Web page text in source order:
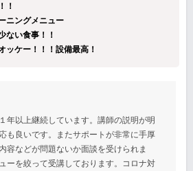
！
ニングメニュー
ない食事！！
ッケー！！！設備最高！
年以上継続しています。講師の説明が明
も良いです。またサポートが非常に手厚
容などが問題ないか面談を受けられま
ーを絞って受講しております。コロナ対